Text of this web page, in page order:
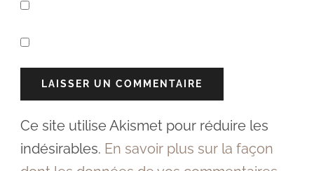
Ce site utilise Akismet pour réduire les
indésirables. En savoir plus sur la façon